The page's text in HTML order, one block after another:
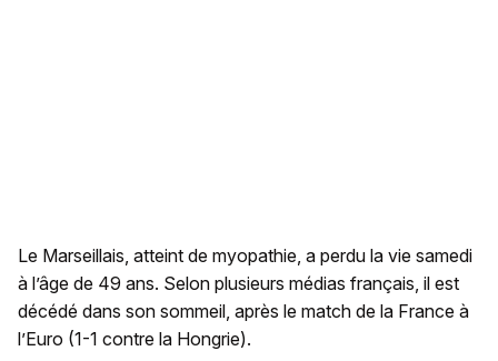
Le Marseillais, atteint de myopathie, a perdu la vie samedi
à l’âge de 49 ans. Selon plusieurs médias français, il est
décédé dans son sommeil, après le match de la France à
l’Euro (1-1 contre la Hongrie).